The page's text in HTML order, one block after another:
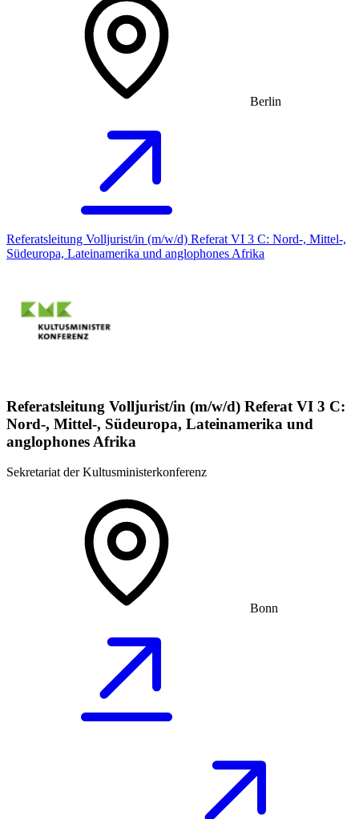
Berlin
Referatsleitung Volljurist/in (m/w/d) Referat VI 3 C: Nord-, Mittel-,
Südeuropa, Lateinamerika und anglophones Afrika
Referatsleitung Volljurist/in (m/w/d) Referat VI 3 C:
Nord-, Mittel-, Südeuropa, Lateinamerika und
anglophones Afrika
Sekretariat der Kultusministerkonferenz
Bonn